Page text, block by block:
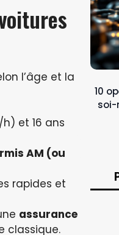
l’âge et la
et 16 ans
AM (ou
rapides et
assurance
classique.
10
soi-